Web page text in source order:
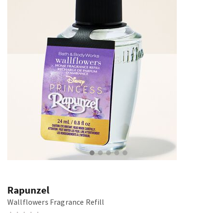
Rapunzel
Wallflowers Fragrance Refill